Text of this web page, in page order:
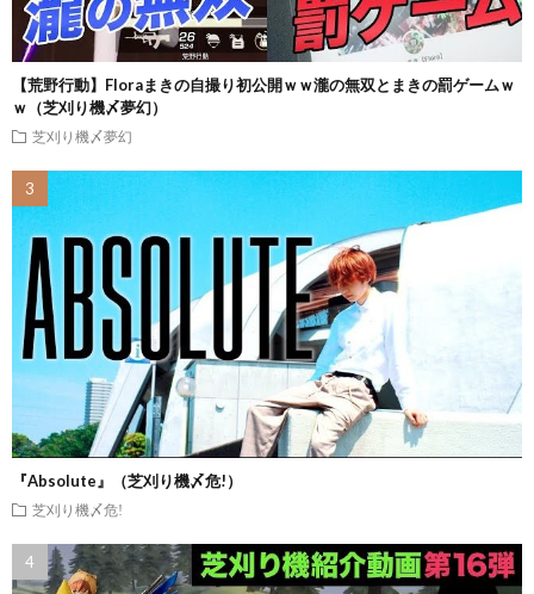
【荒野行動】Floraまきの自撮り初公開ｗｗ瀧の無双とまきの罰ゲームｗ
ｗ（芝刈り機〆夢幻）
芝刈り機〆夢幻
『Absolute』（芝刈り機〆危!）
芝刈り機〆危!